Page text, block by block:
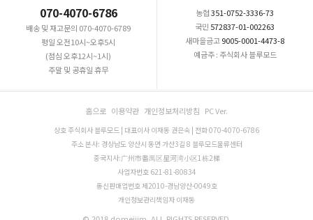
070-4070-6786
배송 및 재고문의 070-4070-6789
평일 오전10시~오후5시
(점심 오후12시~1시)
주말 및 공휴일 휴무
농협351-0752-3336-73
국민 572837-01-002263
새마을금고9005-0001-4473-8
예금주 : 주식회사 블루모드
홈으로 이용약관 개인정보처리방침 PC Ver.
상호 주식회사 블루모드 | 대표이사 이재동 권은숙 | 전화 070-4070-6786
주소 본사: 경상남도 양산시 동면 가산3길 8 블루모드물류센터
중국지사:广州市番禺区星河湾小区1栋2梯
사업자번호 621-81-80834
통신판매업번호 제2010-경남양산-0049호
개인정보관리책임자 이재동